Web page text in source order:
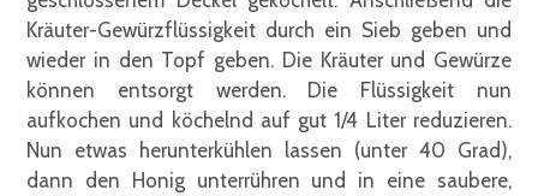
Kräuter-Gewürzflüssigkeit durch ein Sieb geben und
wieder in den Topf geben. Die Kräuter und Gewürze
können entsorgt werden. Die Flüssigkeit nun
aufkochen und köchelnd auf gut 1/4 Liter reduzieren.
Nun etwas herunterkühlen lassen (unter 40 Grad),
dann den Honig unterrühren und in eine saubere,